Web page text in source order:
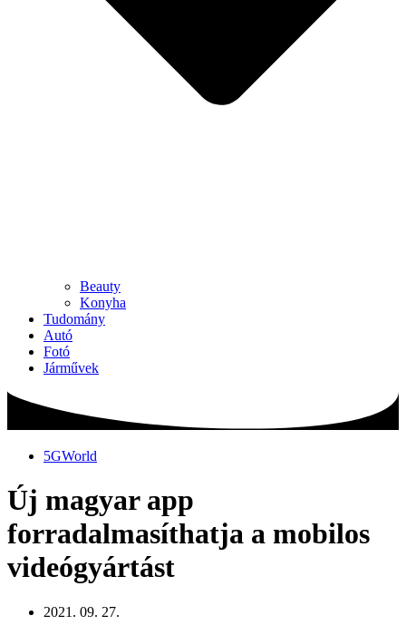
Beauty
Konyha
Tudomány
Autó
Fotó
Járművek
5GWorld
Új magyar app
forradalmasíthatja a mobilos
videógyártást
2021. 09. 27.